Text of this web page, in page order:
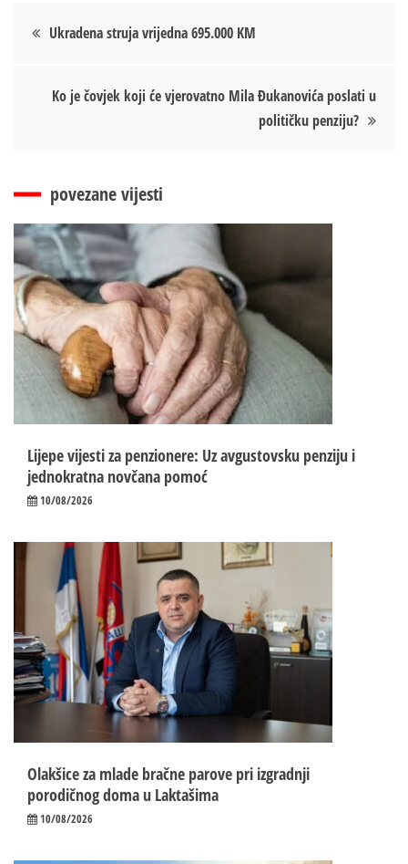
Кретање
Ukra­de­na stru­ja vri­je­dna 695.000 KM
Ko je čovjek koji će vjerovatno Mila Đukanovića poslati u
političku penziju?
povezane vijesti
Lijepe vijesti za penzionere: Uz avgustovsku penziju i
jednokratna novčana pomoć
10/08/2026
Olakšice za mlade bračne parove pri izgradnji
porodičnog doma u Laktašima
10/08/2026